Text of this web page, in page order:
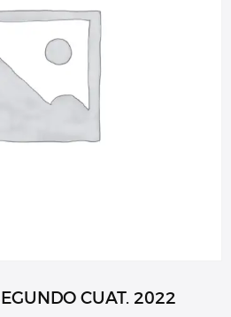
CUAT. 2022